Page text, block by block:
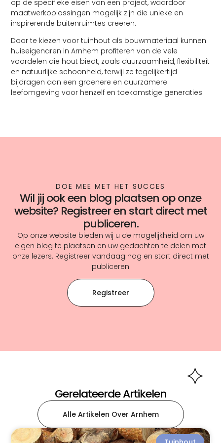
op de specifieke eisen van een project, waardoor
maatwerkoplossingen mogelijk zijn die unieke en
inspirerende buitenruimtes creëren.
Door te kiezen voor tuinhout als bouwmateriaal kunnen
huiseigenaren in Arnhem profiteren van de vele
voordelen die hout biedt, zoals duurzaamheid, flexibiliteit
en natuurlijke schoonheid, terwijl ze tegelijkertijd
bijdragen aan een groenere en duurzamere
leefomgeving voor henzelf en toekomstige generaties.
DOE MEE MET HET SUCCES
Wil jij ook een blog plaatsen op onze
website? Registreer en start direct met
publiceren.
Op onze website bieden wij u de mogelijkheid om uw
eigen blog te plaatsen en uw gedachten te delen met
onze lezers. Registreer vandaag nog en start direct met
publiceren
Registreer
Gerelateerde Artikelen
Alle Artikelen Over Arnhem